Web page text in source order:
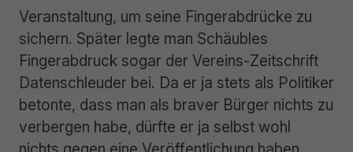
Veranstaltung, um seine Fingerabdrücke zu
sichern. Später legte man Schäubles
Fingerabdruck sogar der Vereins-Zeitschrift
Datenschleuder bei. Da er ja stets als Politiker
betonte, dass man als braver Bürger nichts zu
verbergen habe, dürfte er ja selbst wohl